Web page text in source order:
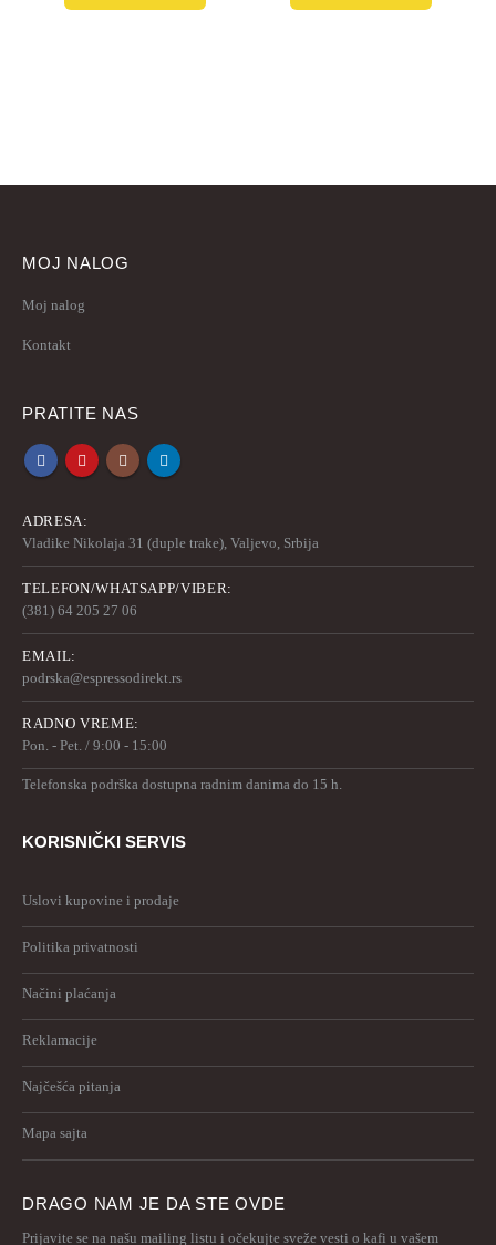
MOJ NALOG
Moj nalog
Kontakt
PRATITE NAS
ADRESA:
Vladike Nikolaja 31 (duple trake), Valjevo, Srbija
TELEFON/WHATSAPP/VIBER:
(381) 64 205 27 06
EMAIL:
podrska@espressodirekt.rs
RADNO VREME:
Pon. - Pet. / 9:00 - 15:00
Telefonska podrška dostupna radnim danima do 15 h.
KORISNIČKI SERVIS
Uslovi kupovine i prodaje
Politika privatnosti
Načini plaćanja
Reklamacije
Najčešća pitanja
Mapa sajta
DRAGO NAM JE DA STE OVDE
Prijavite se na našu mailing listu i očekujte sveže vesti o kafi u vašem